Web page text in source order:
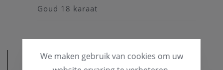
Goud 18 karaat
We maken gebruik van cookies om uw